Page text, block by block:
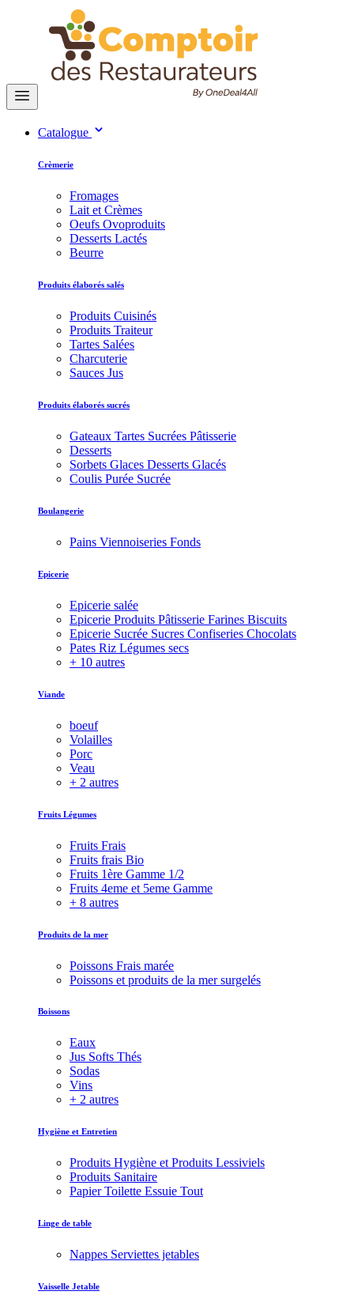
Catalogue
Crèmerie
Fromages
Lait et Crèmes
Oeufs Ovoproduits
Desserts Lactés
Beurre
Produits élaborés salés
Produits Cuisinés
Produits Traiteur
Tartes Salées
Charcuterie
Sauces Jus
Produits élaborés sucrés
Gateaux Tartes Sucrées Pâtisserie
Desserts
Sorbets Glaces Desserts Glacés
Coulis Purée Sucrée
Boulangerie
Pains Viennoiseries Fonds
Epicerie
Epicerie salée
Epicerie Produits Pâtisserie Farines Biscuits
Epicerie Sucrée Sucres Confiseries Chocolats
Pates Riz Légumes secs
+ 10 autres
Viande
boeuf
Volailles
Porc
Veau
+ 2 autres
Fruits Légumes
Fruits Frais
Fruits frais Bio
Fruits 1ère Gamme 1/2
Fruits 4eme et 5eme Gamme
+ 8 autres
Produits de la mer
Poissons Frais marée
Poissons et produits de la mer surgelés
Boissons
Eaux
Jus Softs Thés
Sodas
Vins
+ 2 autres
Hygiène et Entretien
Produits Hygiène et Produits Lessiviels
Produits Sanitaire
Papier Toilette Essuie Tout
Linge de table
Nappes Serviettes jetables
Vaisselle Jetable